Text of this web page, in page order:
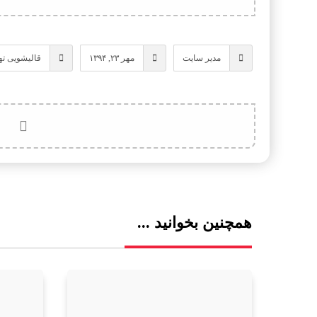
مدیر سایت مهر ۲۳, ۱۳۹۴ قالیشویی
همچنین بخوانید ...